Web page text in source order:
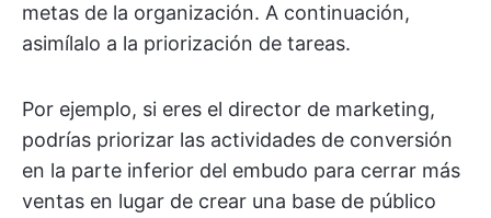
metas de la organización. A continuación,
asimílalo a la priorización de tareas.
Por ejemplo, si eres el director de marketing,
podrías priorizar las actividades de conversión
en la parte inferior del embudo para cerrar más
ventas en lugar de crear una base de público